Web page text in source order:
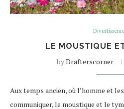
LE MOUSTIQUE
byDrafterscorner
Aux temps ancien, où l’homme et
communiquer, le moustique et le